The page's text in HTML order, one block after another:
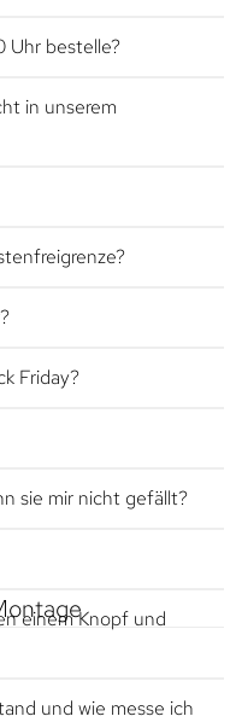
Uhr bestelle?
in unserem
Friday?
sie mir nicht gefällt?
einem Knopf und
und wie messe ich